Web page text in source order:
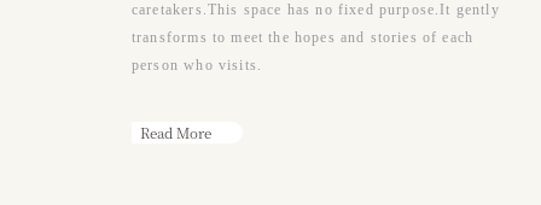
caretakers.This space has no fixed purpose.It gently
transforms to meet the hopes and stories of each
person who visits.
Read More